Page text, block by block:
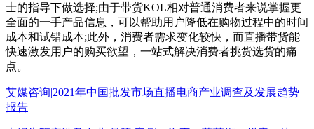
士的指导下做选择;由于带货KOL相对普通消费者来说掌握更
全面的一手产品信息，可以帮助用户降低在购物过程中的时间
成本和试错成本;此外，消费者需求变化较快，而直播带货能
快速激发用户的购买欲望，一站式解决消费者挑货选货的痛
点。
艾媒咨询|2021年中国批发市场直播电商产业调查及发展趋势
报告